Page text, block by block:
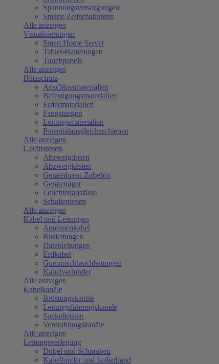
Spannungsversorgungen
Smarte Zeitschaltuhren
Alle anzeigen
Visualisierungen
Smart Home Server
Tablet-Halterungen
Touchpanels
Alle anzeigen
Blitzschutz
Anschlussmaterialien
Befestigungsmaterialien
Erdermaterialien
Fangstangen
Leitungsmaterialien
Potentialausgleichsschienen
Alle anzeigen
Gerätedosen
Abzweigdosen
Abzweigkästen
Gerätedosen-Zubehör
Geräteträger
Leuchtenauslässe
Schalterdosen
Alle anzeigen
Kabel und Leitungen
Antennenkabel
Busleitungen
Datenleitungen
Erdkabel
Gummischlauchleitungen
Kabelverbinder
Alle anzeigen
Kabelkanäle
Brüstungskanäle
Leitungsführungskanäle
Sockelleisten
Verdrahtungskanäle
Alle anzeigen
Leitungsverlegung
Dübel und Schrauben
Kabelbinder und Isolierband